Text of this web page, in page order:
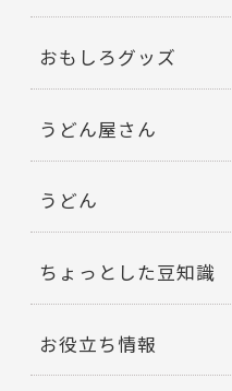
おもしろグッズ
うどん屋さん
うどん
ちょっとした豆知識
お役立ち情報